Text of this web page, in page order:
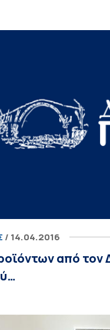
/ 14.04.2016
από τον